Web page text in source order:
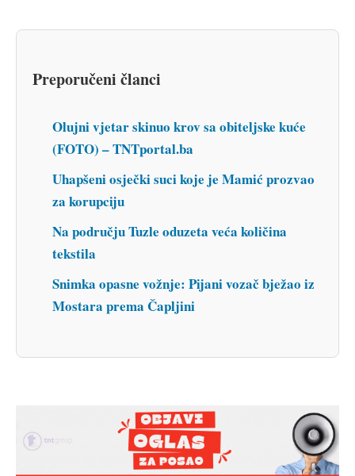
Preporučeni članci
Olujni vjetar skinuo krov sa obiteljske kuće
(FOTO) – TNTportal.ba
Uhapšeni osječki suci koje je Mamić prozvao
za korupciju
Na području Tuzle oduzeta veća količina
tekstila
Snimka opasne vožnje: Pijani vozač bježao iz
Mostara prema Čapljini